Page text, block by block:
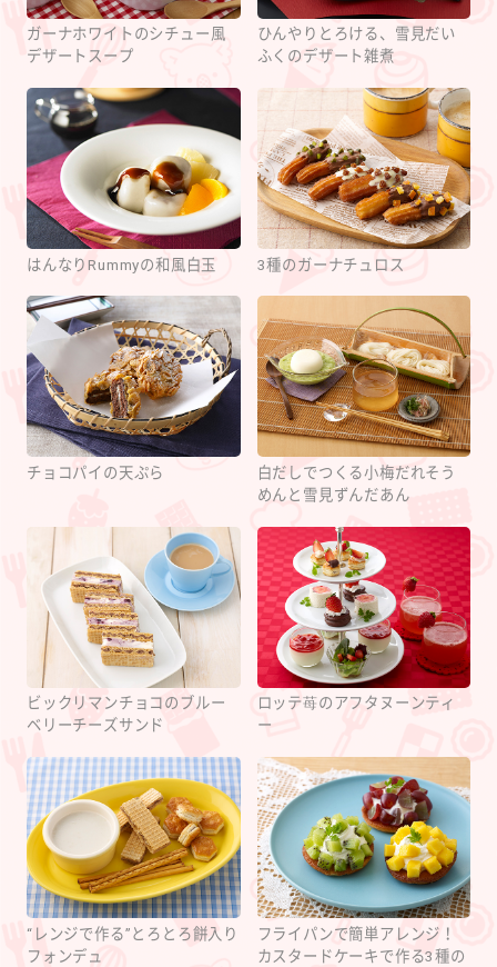
ガーナホワイトのシチュー風
デザートスープ
ひんやりとろける、雪見だい
ふくのデザート雑煮
はんなりRummyの和風白玉 3種のガーナチュロス
チョコパイの天ぷら
白だしでつくる小梅だれそう
めんと雪見ずんだあん
ビックリマンチョコのブルー
ベリーチーズサンド
ロッテ苺のアフタヌーンティ
ー
“レンジで作る”とろとろ餅入り
フォンデュ
フライパンで簡単アレンジ！
カスタードケーキで作る3種の